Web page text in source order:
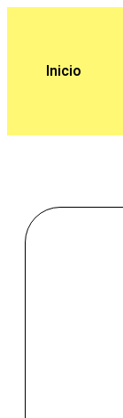
contenido
Inicio